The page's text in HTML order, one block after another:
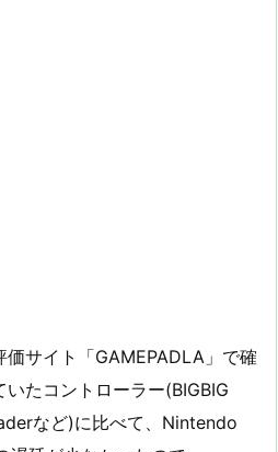
サイト「GAMEPADLA」で確
たコントローラー(BIGBIG
など)に比べて、Nintendo